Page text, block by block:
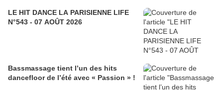
LE HIT DANCE LA PARISIENNE LIFE
N°543 - 07 AOÛT 2026
Bassmassage tient l’un des hits
dancefloor de l’été avec « Passion » !